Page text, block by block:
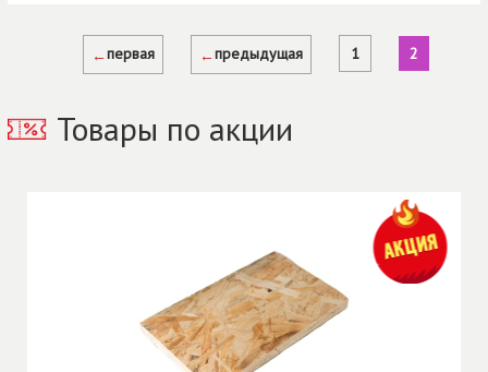
Страницыпервая предыдущая 1 2
Товары по акции